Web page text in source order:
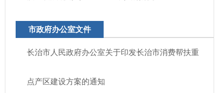
市政府办公室文件
长治市人民政府办公室关于印发长治市消费帮扶重
点产区建设方案的通知